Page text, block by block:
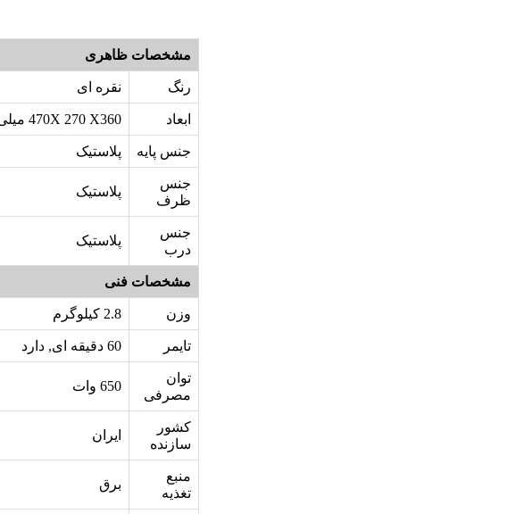
مشخصات ظاهری
رنگ نقره ای
ابعاد 470X 270 X360 میلی‌متر
جنس پایه پلاستیک
جنس
ظرف
پلاستیک
جنس
درب
پلاستیک
مشخصات فنی
وزن 2.8 کیلوگرم
تایمر 60 دقیقه ای, دارد
توان
مصرفی
650 وات
کشور
سازنده
ایران
منبع
تغذیه
برق